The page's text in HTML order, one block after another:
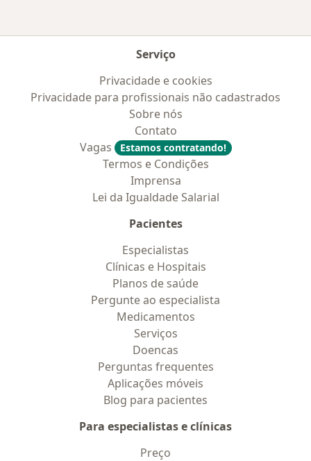
Serviço
Privacidade e cookies
Privacidade para profissionais não cadastrados
Sobre nós
Contato
Vagas
Estamos contratando!
Termos e Condições
Imprensa
Lei da Igualdade Salarial
Pacientes
Especialistas
Clínicas e Hospitais
Planos de saúde
Pergunte ao especialista
Medicamentos
Serviços
Doencas
Perguntas frequentes
Aplicações móveis
Blog para pacientes
Para especialistas e clínicas
Preço